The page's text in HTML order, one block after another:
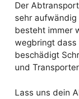
Der
sehr aufwändig
besteht immer
wegbringt
beschädigt
und
Lass uns dein